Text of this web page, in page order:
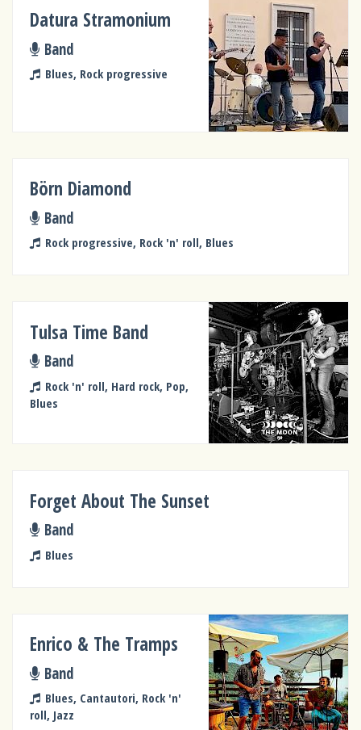
Datura Stramonium
Band
Blues, Rock progressive
Börn Diamond
Band
Rock progressive, Rock 'n' roll, Blues
Tulsa Time Band
Band
Rock 'n' roll, Hard rock, Pop,
Blues
Forget About The Sunset
Band
Blues
Enrico & The Tramps
Band
Blues, Cantautori, Rock 'n'
roll, Jazz